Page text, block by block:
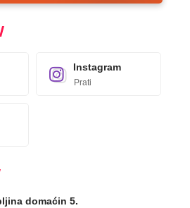
Instagram
Prati
domaćin 5.